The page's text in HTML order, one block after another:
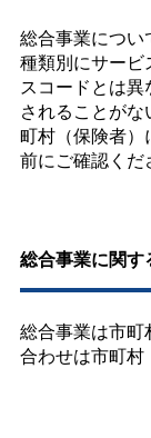
総合事業につい
種類別にサー
スコードとは
されることが
町村（保険者
前にご確認くだ
総合事業に関
総合事業は市
合わせは市町村